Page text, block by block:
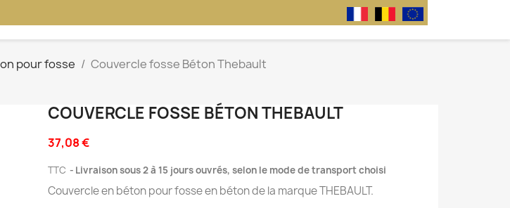
pour fosse Couvercle fosse Béton Thebault
COUVERCLE FOSSE BÉTON THEBAULT
37,08 €
TTC Livraison sous 2 à 15 jours ouvrés, selon le mode de transport choisi
Couvercle en béton pour fosse en béton de la marque THEBAULT.